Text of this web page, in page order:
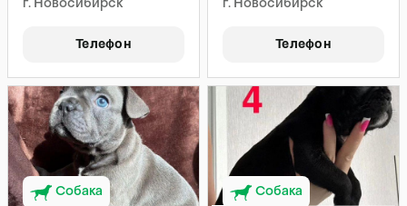
г. Новосибирск
Телефон
г. Новосибирск
Телефон
Собака Собака